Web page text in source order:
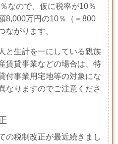
％なので、仮に税率が10％
8,000万円の10％（＝ 800
ながります。
と生計を一にしている親族
賃貸事業などの場合は、特
付事業用宅地等の対象にな
なりますのでご注意くださ
の税制改正が最近続きまし